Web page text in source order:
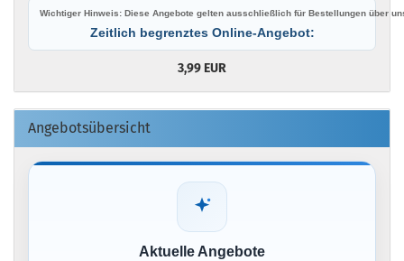
Wichtiger Hinweis: Diese Angebote gelten ausschließlich für Bestellungen über
Zeitlich begrenztes Online-Angebot:
3,99 EUR
Angebotsübersicht
Aktuelle Angebote